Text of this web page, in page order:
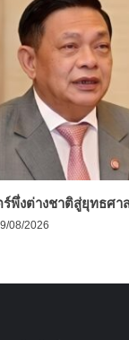
พึ่งต่างชาติสู่ยุทธศา
08/2026